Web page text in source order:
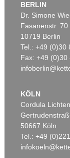
BERLIN
Dr. Simone
Fasanenstr. 70
10719 Berlin
Tel.: +49 (0)30
Fax: +49 (0)30
KÖLN
Cordula
50667 Köln
Tel.: +49